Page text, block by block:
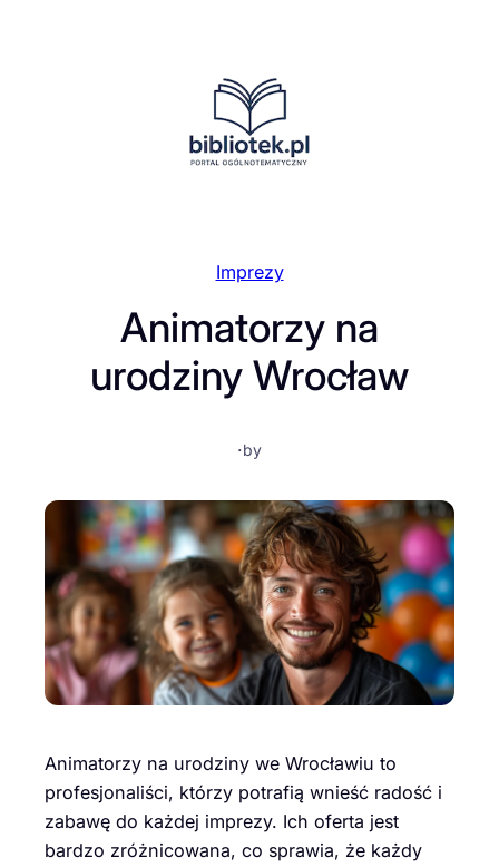
Imprezy
Animatorzy na
urodziny Wrocław
·by
Animatorzy na urodziny we Wrocławiu to
profesjonaliści, którzy potrafią wnieść radość i
zabawę do każdej imprezy. Ich oferta jest
bardzo zróżnicowana, co sprawia, że każdy